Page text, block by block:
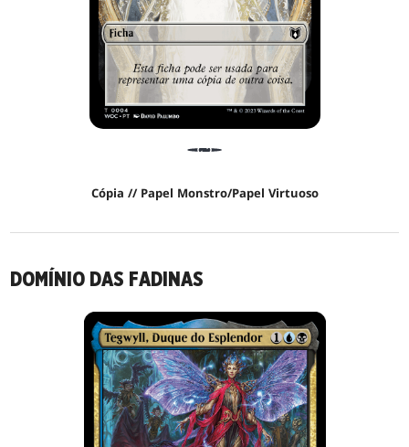
Cópia // Papel Monstro/Papel Virtuoso
DOMÍNIO DAS FADINAS